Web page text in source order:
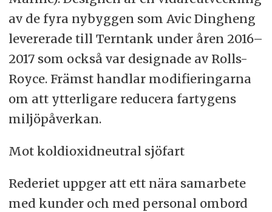
av de fyra nybyggen som Avic Dingheng
levererade till Terntank under åren 2016–
2017 som också var designade av Rolls-
Royce. Främst handlar modifieringarna
om att ytterligare reducera fartygens
miljöpåverkan.
Mot koldioxidneutral sjöfart
Rederiet uppger att ett nära samarbete
med kunder och med personal ombord